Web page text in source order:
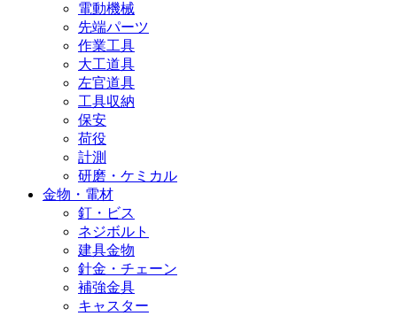
電動機械
先端パーツ
作業工具
大工道具
左官道具
工具収納
保安
荷役
計測
研磨・ケミカル
金物・電材
釘・ビス
ネジボルト
建具金物
針金・チェーン
補強金具
キャスター